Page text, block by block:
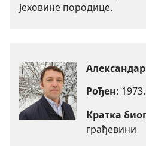
Јеховине породице.
Рођен:
Кратка
грађевини